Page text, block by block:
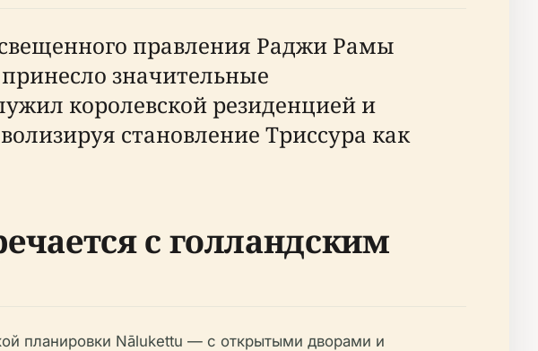
правления Раджи Рамы
принесло значительные
королевской резиденцией и
становление Триссура как
с голландским
планировки Nālukettu — с открытыми дворами и